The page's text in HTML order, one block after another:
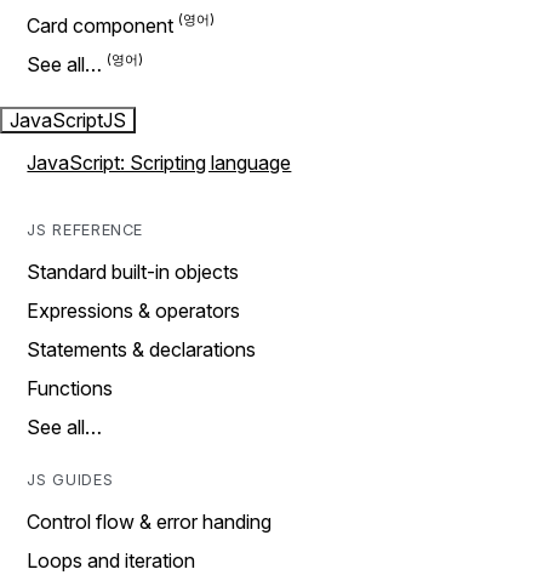
Card component
See all…
JavaScriptJS
JavaScript: Scripting language
JS REFERENCE
Standard built-in objects
Expressions & operators
Statements & declarations
Functions
See all…
JS GUIDES
Control flow & error handing
Loops and iteration